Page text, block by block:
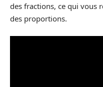
des fractions, ce qui vous
des proportions.